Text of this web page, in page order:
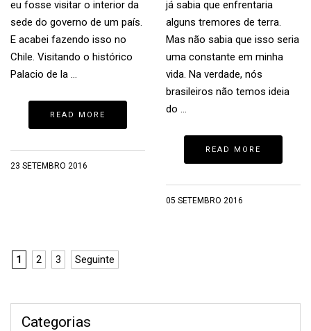
eu fosse visitar o interior da
sede do governo de um país.
E acabei fazendo isso no
Chile. Visitando o histórico
Palacio de la …
READ MORE
23 SETEMBRO 2016
já sabia que enfrentaria
alguns tremores de terra.
Mas não sabia que isso seria
uma constante em minha
vida. Na verdade, nós
brasileiros não temos ideia
do …
READ MORE
05 SETEMBRO 2016
1 2 3 Seguinte
Categorias